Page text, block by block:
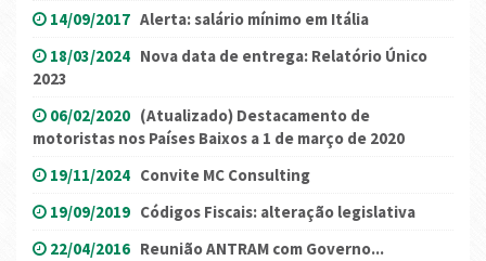
14/09/2017 Alerta: salário mínimo em Itália
18/03/2024 Nova data de entrega: Relatório Único
2023
06/02/2020 (Atualizado) Destacamento de
motoristas nos Países Baixos a 1 de março de 2020
19/11/2024 Convite MC Consulting
19/09/2019 Códigos Fiscais: alteração legislativa
22/04/2016 Reunião ANTRAM com Governo...